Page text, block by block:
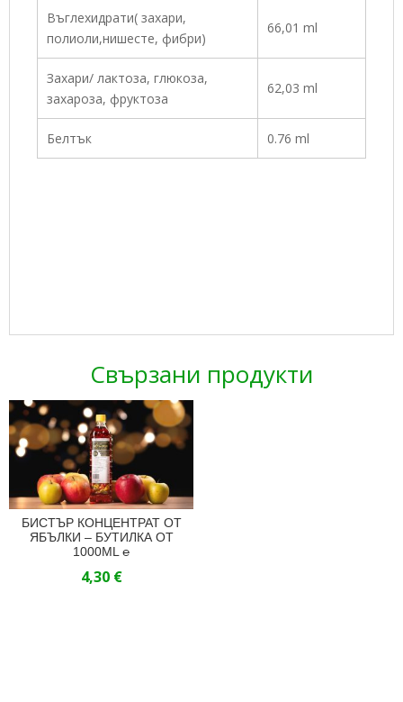
Въглехидрати( захари,
полиоли,нишесте, фибри)
66,01 ml
Захари/ лактоза, глюкоза,
захароза, фруктоза
62,03 ml
Белтък 0.76 ml
Свързани продукти
БИСТЪР КОНЦЕНТРАТ ОТ
ЯБЪЛКИ – БУТИЛКА ОТ
1000ML ℮
4,30 €